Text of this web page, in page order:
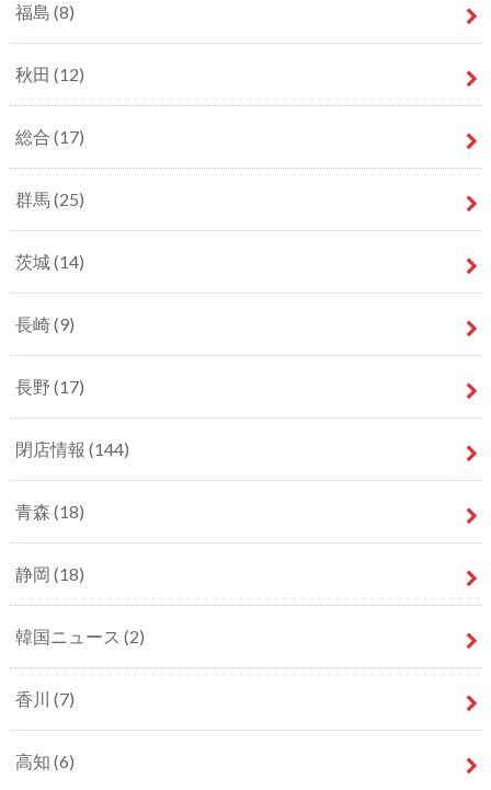
福島 (8)
秋田 (12)
総合 (17)
群馬(25)
茨城(14)
長崎(9)
長野 (17)
閉店情報 (144)
青森 (18)
静岡 (18)
韓国ニュース (2)
香川 (7)
高知 (6)